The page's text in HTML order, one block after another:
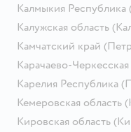
Калмыкия Республика
Калужская область
Камчатский край
Карачаево-
Карелия Республика
Кемеровская область
Кировская область